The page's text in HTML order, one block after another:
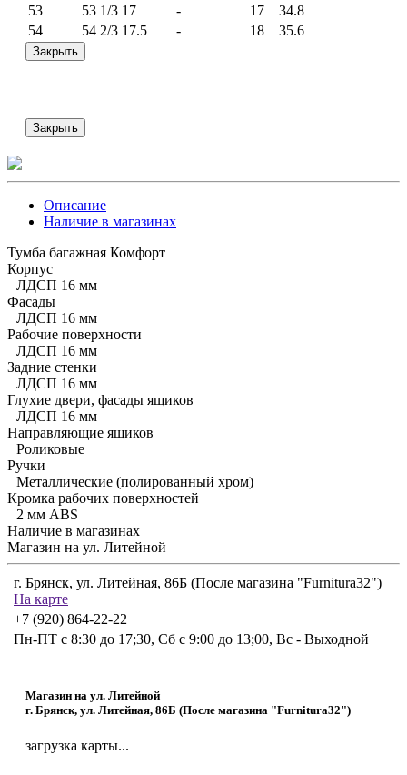
53
53 1/3 17 - 17
34.8
54
54 2/3 17.5 - 18 35.6
Закрыть
Закрыть
Описание
Наличие в магазинах
Тумба багажная Комфорт
Корпус
ЛДСП 16 мм
Фасады
ЛДСП 16 мм
Рабочие поверхности
ЛДСП 16 мм
Задние стенки
ЛДСП 16 мм
Глухие двери, фасады ящиков
ЛДСП 16 мм
Направляющие ящиков
Роликовые
Ручки
Металлические (полированный хром)
Кромка рабочих поверхностей
2 мм ABS
Наличие в магазинах
Магазин на ул. Литейной
г. Брянск, ул. ​Литейная, 86Б (После магазина "Furnitura32")
На карте
+7 (920) 864-22-22
Пн-ПТ с 8:30 до 17;30, Сб с 9:00 до 13;00, Вс - Выходной
Магазин на ул. Литейной
г. Брянск, ул. ​Литейная, 86Б (После магазина "Furnitura32")
загрузка карты...